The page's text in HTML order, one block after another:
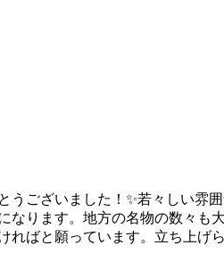
ございました！✨若々しい
ります。地方の名物の数々
ばと願っています。立ち上